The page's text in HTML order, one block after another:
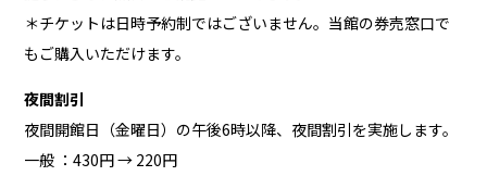
＊チケットは日時予約制ではございません。当館の券売窓口で
もご購入いただけます。
夜間割引
夜間開館日（金曜日）の午後6時以降、夜間割引を実施します。
一般 ：430円 → 220円